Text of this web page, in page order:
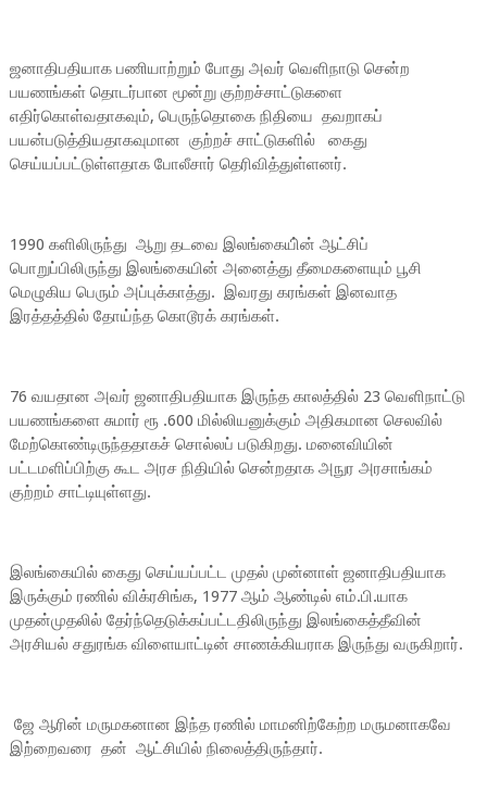
ஜனாதிபதியாக பணியாற்றும் போது அவர் வெளிநாடு சென்ற
பயணங்கள் தொடர்பான மூன்று குற்றச்சாட்டுகளை
எதிர்கொள்வதாகவும், பெருந்தொகை நிதியை தவறாகப்
பயன்படுத்தியதாகவுமான குற்றச் சாட்டுகளில் கைது
செய்யப்பட்டுள்ளதாக போலீசார் தெரிவித்துள்ளனர்.
1990 களிலிருந்து ஆறு தடவை இலங்கையி்ன் ஆட்சிப்
பொறுப்பிலிருந்து இலங்கையின் அனைத்து தீமைகளையும் பூசி
மெழுகிய பெரும் அப்புக்காத்து. இவரது கரங்கள் இனவாத
இரத்தத்தில் தோய்ந்த கொடூரக் கரங்கள்.
76 வயதான அவர் ஜனாதிபதியாக இருந்த காலத்தில் 23 வெளிநாட்டு
பயணங்களை சுமார் ரூ .600 மில்லியனுக்கும் அதிகமான செலவில்
மேற்கொண்டிருந்ததாகச் சொல்லப் படுகிறது. மனைவியின்
பட்டமளிப்பிற்கு கூட அரச நிதியில் சென்றதாக அநுர அரசாங்கம்
குற்றம் சாட்டியுள்ளது.
இலங்கையில் கைது செய்யப்பட்ட முதல் முன்னாள் ஜனாதிபதியாக
இருக்கும் ரணில் விக்ரசிங்க, 1977 ஆம் ஆண்டில் எம்.பி.யாக
முதன்முதலில் தேர்ந்தெடுக்கப்பட்டதிலிருந்து இலங்கைத்தீவின்
அரசியல் சதுரங்க விளையாட்டின் சாணக்கியராக இருந்து வருகிறார்.
ஜே ஆரின் மருமகனான இந்த ரணில் மாமனிற்கேற்ற மருமனாகவே
இற்றைவரை தன் ஆட்சியில் நிலைத்திருந்தார்.